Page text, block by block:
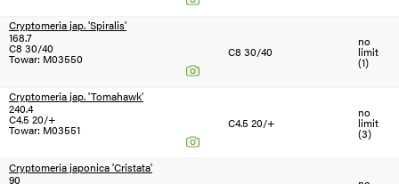
Cryptomeria jap. 'Spiralis'
168.7
C8 30/40
Towar: M03550 C8 30/40
no
limit
(1)
Cryptomeria jap. 'Tomahawk'
240.4
C4.5 20/+
Towar: M03551 C4.5 20/+
no
limit
(3)
Cryptomeria japonica 'Cristata'
90